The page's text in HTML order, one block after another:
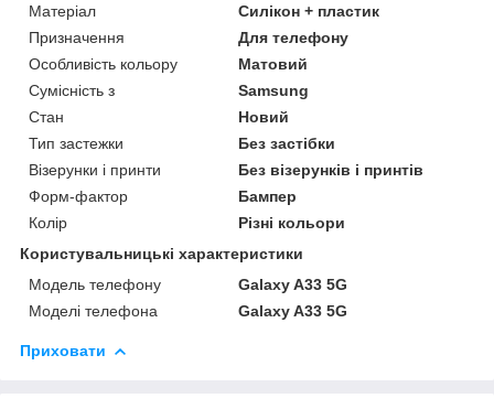
Матеріал
Силікон + пластик
Призначення
Для телефону
Особливість кольору
Матовий
Сумісність з
Samsung
Стан
Новий
Тип застежки
Без застібки
Візерунки і принти
Без візерунків і принтів
Форм-фактор
Бампер
Колір
Різні кольори
Користувальницькі характеристики
Модель телефону
Galaxy A33 5G
Моделі телефона
Galaxy A33 5G
Приховати